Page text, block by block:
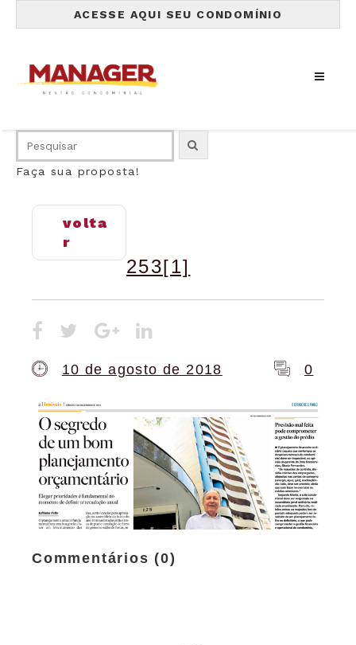
ACESSE AQUI SEU CONDOMÍNIO
Faça sua proposta!
volta
r
253[1]
10 de agosto de 2018 0
Commentários (0)